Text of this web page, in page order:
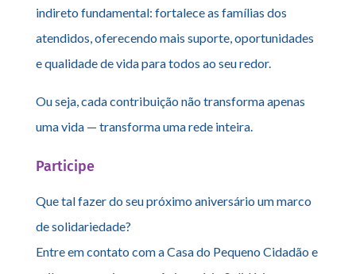
indireto fundamental: fortalece as famílias dos
atendidos, oferecendo mais suporte, oportunidades
e qualidade de vida para todos ao seu redor.
Ou seja, cada contribuição não transforma apenas
uma vida — transforma uma rede inteira.
Participe
Que tal fazer do seu próximo aniversário um marco
de solidariedade?
Entre em contato com a Casa do Pequeno Cidadão e